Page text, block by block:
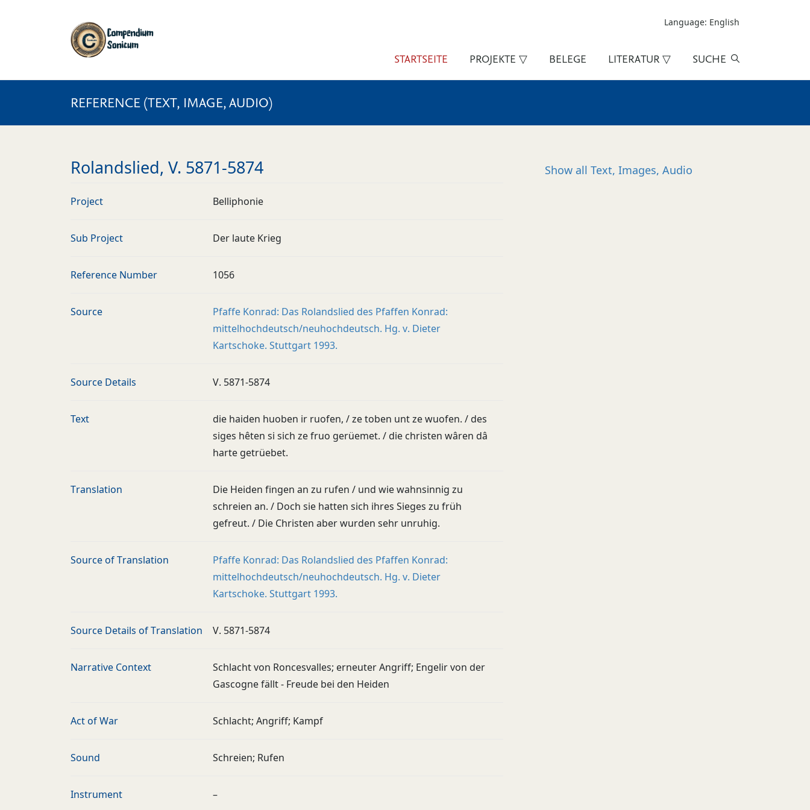
Language: English
STARTSEITE PROJEKTE ▽ BELEGE LITERATUR ▽ SUCHE
REFERENCE (TEXT, IMAGE, AUDIO)
Rolandslied, V. 5871-5874
Project Belliphonie
Sub Project Der laute Krieg
Reference Number 1056
Source
Pfaffe Konrad: Das Rolandslied des Pfaffen Konrad:
mittelhochdeutsch/neuhochdeutsch. Hg. v. Dieter
Kartschoke. Stuttgart 1993.
Source Details V. 5871-5874
Text
die haiden huoben ir ruofen, / ze toben unt ze wuofen. / des
siges hêten si sich ze fruo gerüemet. / die christen wâren dâ
harte getrüebet.
Translation
Die Heiden fingen an zu rufen / und wie wahnsinnig zu
schreien an. / Doch sie hatten sich ihres Sieges zu früh
gefreut. / Die Christen aber wurden sehr unruhig.
Source of Translation
Pfaffe Konrad: Das Rolandslied des Pfaffen Konrad:
mittelhochdeutsch/neuhochdeutsch. Hg. v. Dieter
Kartschoke. Stuttgart 1993.
Source Details of Translation V. 5871-5874
Narrative Context
Schlacht von Roncesvalles; erneuter Angriff; Engelir von der
Gascogne fällt - Freude bei den Heiden
Act of War Schlacht; Angriff; Kampf
Sound Schreien; Rufen
Instrument –
Show all Text, Images, Audio